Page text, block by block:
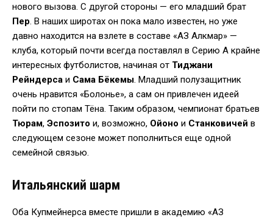
нового вызова. С другой стороны — его младший брат
Пер. В наших широтах он пока мало известен, но уже
давно находится на взлете в составе «АЗ Алкмар» —
клуба, который почти всегда поставлял в Серию А крайне
интересных футболистов, начиная от Тиджани
Рейндерса и Сама Бёкемы. Младший полузащитник
очень нравится «Болонье», а сам он привлечен идеей
пойти по стопам Тёна. Таким образом, чемпионат братьев
Тюрам, Эспозито и, возможно, Ойоно и Станковичей в
следующем сезоне может пополниться еще одной
семейной связью.
Итальянский шарм
Оба Купмейнерса вместе пришли в академию «АЗ